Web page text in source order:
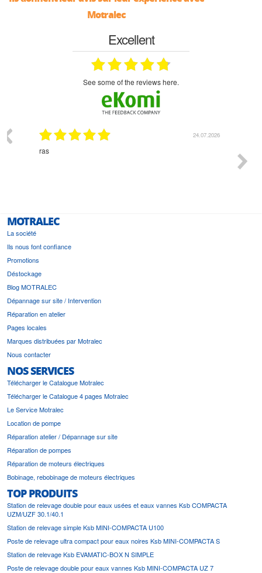
Motralec
Excellent
see some of the reviews here.
24.07.2026
l'écoute du
bonne
MOTRALEC
La société
Ils nous font confiance
Promotions
Déstockage
Blog MOTRALEC
Dépannage sur site / Intervention
Réparation en atelier
Pages locales
Marques distribuées par Motralec
Nous contacter
NOS SERVICES
Télécharger le Catalogue Motralec
Télécharger le Catalogue 4 pages Motralec
Le Service Motralec
Location de pompe
Réparation atelier / Dépannage sur site
Réparation de pompes
Réparation de moteurs électriques
Bobinage, rebobinage de moteurs électriques
TOP PRODUITS
Station de relevage double pour eaux usées et eaux vannes Ksb COMPACTA
UZM/UZF 30.1/40.1
Station de relevage simple Ksb MINI-COMPACTA U100
Poste de relevage ultra compact pour eaux noires Ksb MINI-COMPACTA S
Station de relevage Ksb EVAMATIC-BOX N SIMPLE
Poste de relevage double pour eaux vannes Ksb MINI-COMPACTA UZ 7